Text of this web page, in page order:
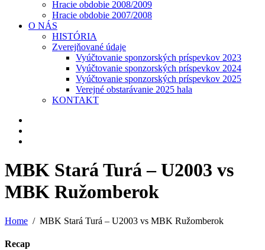
Hracie obdobie 2008/2009
Hracie obdobie 2007/2008
O NÁS
HISTÓRIA
Zverejňované údaje
Vyúčtovanie sponzorských príspevkov 2023
Vyúčtovanie sponzorských príspevkov 2024
Vyúčtovanie sponzorských príspevkov 2025
Verejné obstarávanie 2025 hala
KONTAKT
MBK Stará Turá – U2003 vs
MBK Ružomberok
Home MBK Stará Turá – U2003 vs MBK Ružomberok
Recap